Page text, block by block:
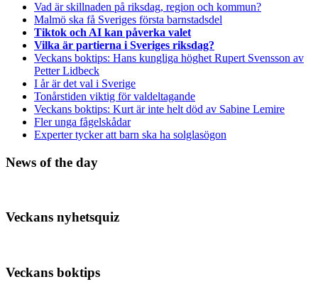
Vad är skillnaden på riksdag, region och kommun?
Malmö ska få Sveriges första barnstadsdel
Tiktok och AI kan påverka valet
Vilka är partierna i Sveriges riksdag?
Veckans boktips: Hans kungliga höghet Rupert Svensson av
Petter Lidbeck
I år är det val i Sverige
Tonårstiden viktig för valdeltagande
Veckans boktips: Kurt är inte helt död av Sabine Lemire
Fler unga fågelskådar
Experter tycker att barn ska ha solglasögon
News of the day
Veckans nyhetsquiz
Veckans boktips